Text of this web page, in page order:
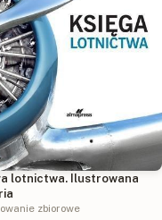
lotnictwa. Ilustrowana
zbiorowe